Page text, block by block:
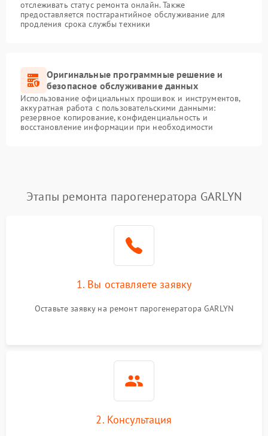
отслеживать статус ремонта онлайн. Также
предоставляется постгарантийное обслуживание для
продления срока службы техники
Оригинальные программные решение и
безопасное обслуживание данных
Использование официальных прошивок и инструментов,
аккуратная работа с пользовательскими данными:
резервное копирование, конфиденциальность и
восстановление информации при необходимости
Этапы ремонта парогенератора GARLYN
1. Вы оставляете заявку
Оставьте заявку на ремонт парогенератора GARLYN
2. Консультация